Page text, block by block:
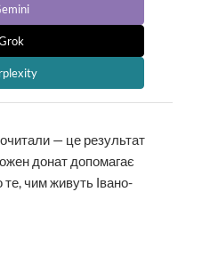
— це результат
донат допомагає
те, чим живуть Івано-